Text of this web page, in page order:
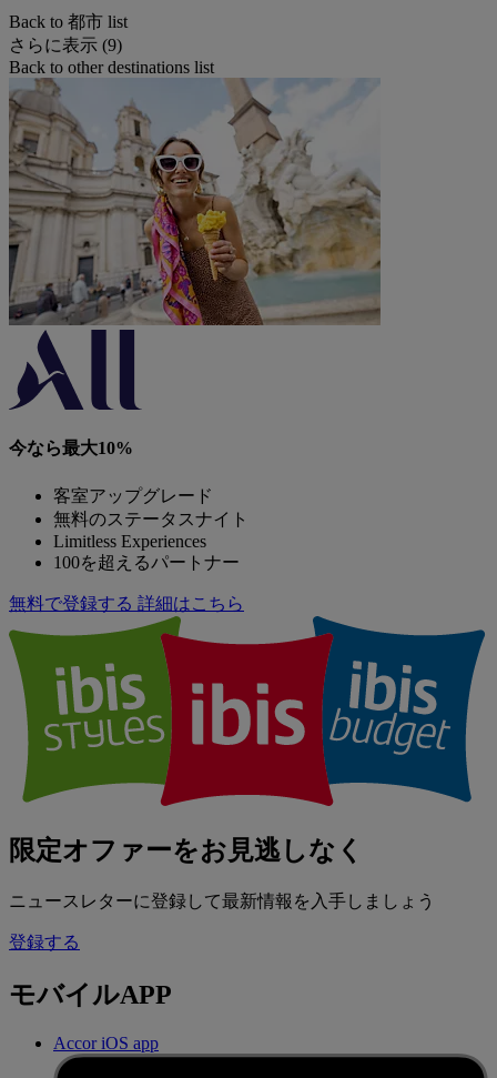
Back to 都市 list
さらに表示 (9)
Back to other destinations list
今なら最大10%
客室アップグレード
無料のステータスナイト
Limitless Experiences
100を超えるパートナー
無料で登録する 詳細はこちら
限定オファーをお見逃しなく
ニュースレターに登録して最新情報を入手しましょう
登録する
モバイルAPP
Accor iOS app